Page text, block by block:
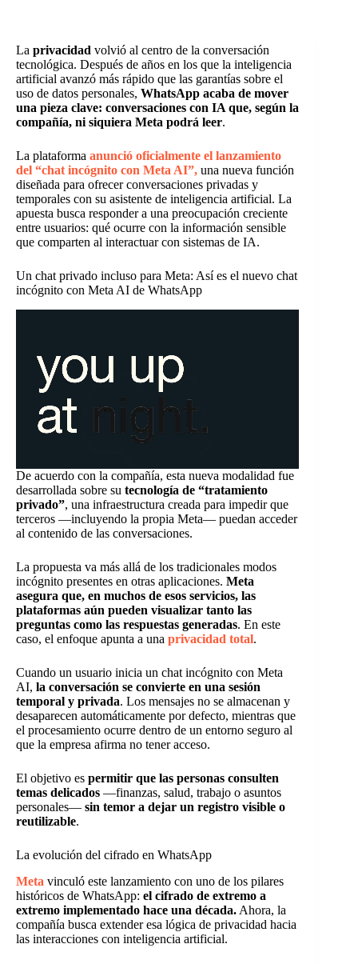
La privacidad volvió al centro de la conversación
tecnológica. Después de años en los que la inteligencia
artificial avanzó más rápido que las garantías sobre el
uso de datos personales, WhatsApp acaba de mover
una pieza clave: conversaciones con IA que, según la
compañía, ni siquiera Meta podrá leer.
La plataforma anunció oficialmente el lanzamiento
del “chat incógnito con Meta AI”, una nueva función
diseñada para ofrecer conversaciones privadas y
temporales con su asistente de inteligencia artificial. La
apuesta busca responder a una preocupación creciente
entre usuarios: qué ocurre con la información sensible
que comparten al interactuar con sistemas de IA.
Un chat privado incluso para Meta: Así es el nuevo chat
incógnito con Meta AI de WhatsApp
De acuerdo con la compañía, esta nueva modalidad fue
desarrollada sobre su tecnología de “tratamiento
privado”, una infraestructura creada para impedir que
terceros —incluyendo la propia Meta— puedan acceder
al contenido de las conversaciones.
La propuesta va más allá de los tradicionales modos
incógnito presentes en otras aplicaciones. Meta
asegura que, en muchos de esos servicios, las
plataformas aún pueden visualizar tanto las
preguntas como las respuestas generadas. En este
caso, el enfoque apunta a una privacidad total.
Cuando un usuario inicia un chat incógnito con Meta
AI, la conversación se convierte en una sesión
temporal y privada. Los mensajes no se almacenan y
desaparecen automáticamente por defecto, mientras que
el procesamiento ocurre dentro de un entorno seguro al
que la empresa afirma no tener acceso.
El objetivo es permitir que las personas consulten
temas delicados —finanzas, salud, trabajo o asuntos
personales— sin temor a dejar un registro visible o
reutilizable.
La evolución del cifrado en WhatsApp
Meta vinculó este lanzamiento con uno de los pilares
históricos de WhatsApp: el cifrado de extremo a
extremo implementado hace una década. Ahora, la
compañía busca extender esa lógica de privacidad hacia
las interacciones con inteligencia artificial.